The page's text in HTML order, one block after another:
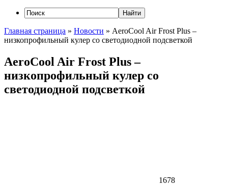
Главная страница » Новости » AeroCool Air Frost Plus –
низкопрофильный кулер со светодиодной подсветкой
AeroCool Air Frost Plus –
низкопрофильный кулер со
светодиодной подсветкой
1678